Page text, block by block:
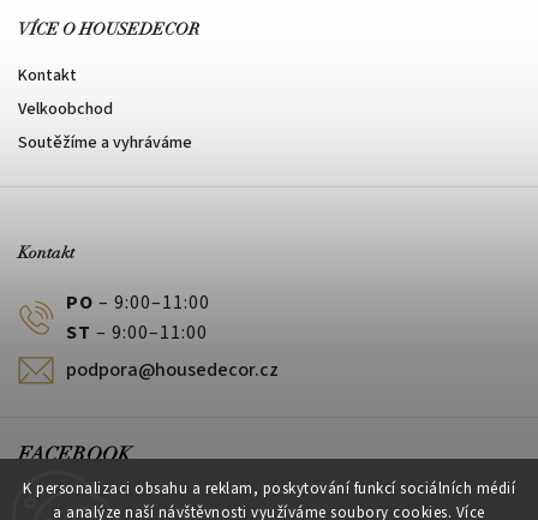
K personalizaci obsahu a reklam, poskytování funkcí sociálních médií
a analýze naší návštěvnosti využíváme soubory cookies. Více
VÍCE O HOUSEDECOR
Kontakt
Velkoobchod
Soutěžíme a vyhráváme
Kontakt
PO – 9:00–11:00
ST – 9:00–11:00
podpora@housedecor.cz
FACEBOOK